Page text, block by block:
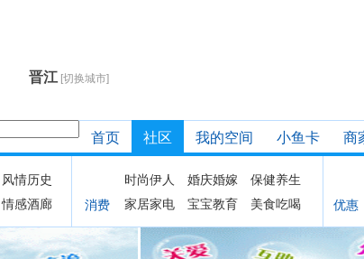
晋江 [切换城市]
首页 社区 我的空间 小鱼卡 商
风情历史
情感酒廊 消费
时尚伊人 婚庆婚嫁
保健养生
家居家电
宝宝教育 美食吃喝 优惠